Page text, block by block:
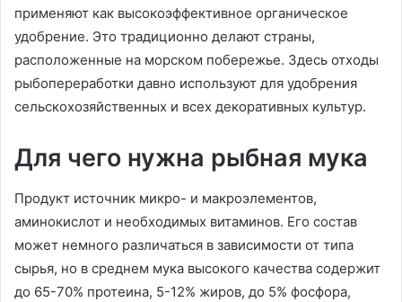
применяют как высокоэффективное органическое
удобрение. Это традиционно делают страны,
расположенные на морском побережье. Здесь отходы
рыбопереработки давно используют для удобрения
сельскохозяйственных и всех декоративных культур.
Для чего нужна рыбная мука
Продукт источник микро- и макроэлементов,
аминокислот и необходимых витаминов. Его состав
может немного различаться в зависимости от типа
сырья, но в среднем мука высокого качества содержит
до 65-70% протеина, 5-12% жиров, до 5% фосфора,